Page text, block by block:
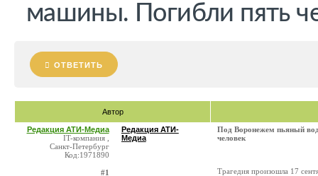
машины. Погибли пять
ОТВЕТИТЬ
Автор
Редакция АТИ-Медиа
IT-компания ,
Санкт-Петербург
Код:1971890
#1
Редакция АТИ-
Медиа
Под Воронежем пьяный
человек
Трагедия произошла 17